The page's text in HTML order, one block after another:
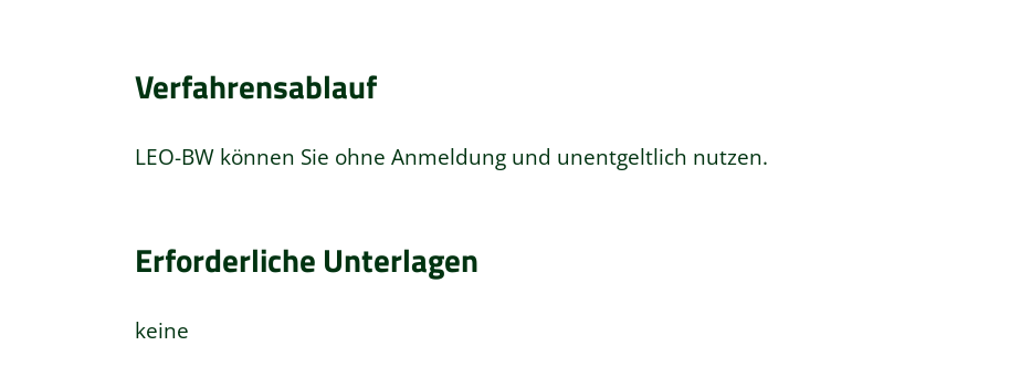
Verfahrensablauf
LEO-BW können Sie ohne Anmeldung und unentgeltlich nutzen.
Erforderliche Unterlagen
keine